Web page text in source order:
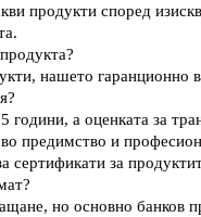
продукти според
нашето гаранционно
а оценката за
предимство и
за
но основно банков